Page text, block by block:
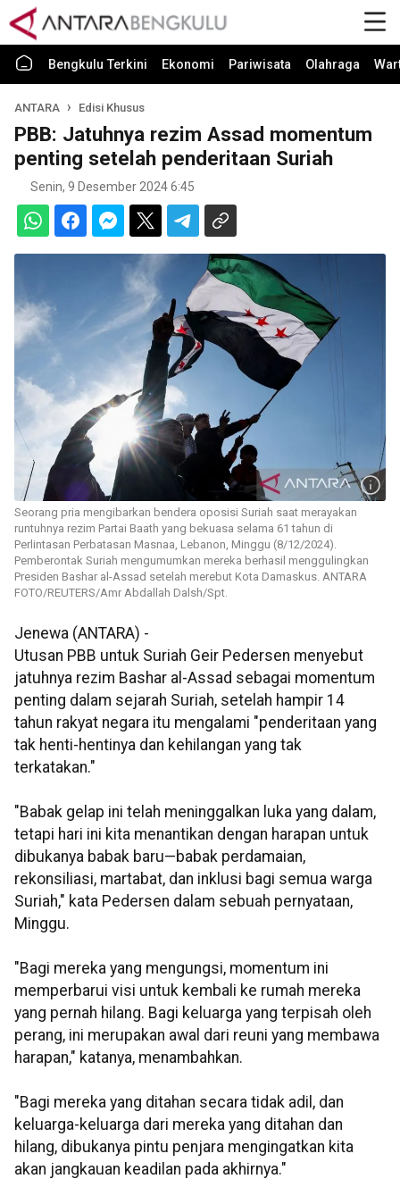
Bengkulu Terkini Ekonomi Pariwisata Olahraga
ANTARA Edisi Khusus
PBB: Jatuhnya rezim Assad momentum
penting setelah penderitaan Suriah
Senin, 9 Desember 2024 6:45
Seorang pria mengibarkan bendera oposisi Suriah saat merayakan
runtuhnya rezim Partai Baath yang bekuasa selama 61 tahun di
Perlintasan Perbatasan Masnaa, Lebanon, Minggu (8/12/2024).
Pemberontak Suriah mengumumkan mereka berhasil menggulingkan
Presiden Bashar al-Assad setelah merebut Kota Damaskus. ANTARA
FOTO/REUTERS/Amr Abdallah Dalsh/Spt.
Jenewa (ANTARA) -
Utusan PBB untuk Suriah Geir Pedersen menyebut
jatuhnya rezim Bashar al-Assad sebagai momentum
penting dalam sejarah Suriah, setelah hampir 14
tahun rakyat negara itu mengalami "penderitaan yang
tak henti-hentinya dan kehilangan yang tak
terkatakan."
"Babak gelap ini telah meninggalkan luka yang dalam,
tetapi hari ini kita menantikan dengan harapan untuk
dibukanya babak baru—babak perdamaian,
rekonsiliasi, martabat, dan inklusi bagi semua warga
Suriah," kata Pedersen dalam sebuah pernyataan,
Minggu.
"Bagi mereka yang mengungsi, momentum ini
memperbarui visi untuk kembali ke rumah mereka
yang pernah hilang. Bagi keluarga yang terpisah oleh
perang, ini merupakan awal dari reuni yang membawa
harapan," katanya, menambahkan.
"Bagi mereka yang ditahan secara tidak adil, dan
keluarga-keluarga dari mereka yang ditahan dan
hilang, dibukanya pintu penjara mengingatkan kita
akan jangkauan keadilan pada akhirnya."